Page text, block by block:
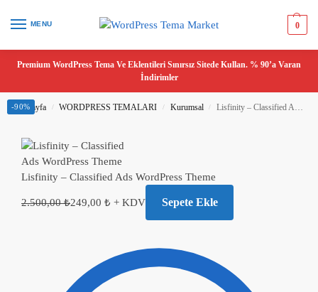
MENU 0
Premium WordPress Tema Ve Eklentileri Sınırsız Sitede Kullan. % 90’a Varan
İndirimler
Ana Sayfa / WORDPRESS TEMALARI / Kurumsal / Lisfinity – Classified Ads WordPress Theme
Lisfinity – Classified Ads WordPress Theme
2.500,00₺249,00 ₺ + KDV Sepete Ekle
-90%